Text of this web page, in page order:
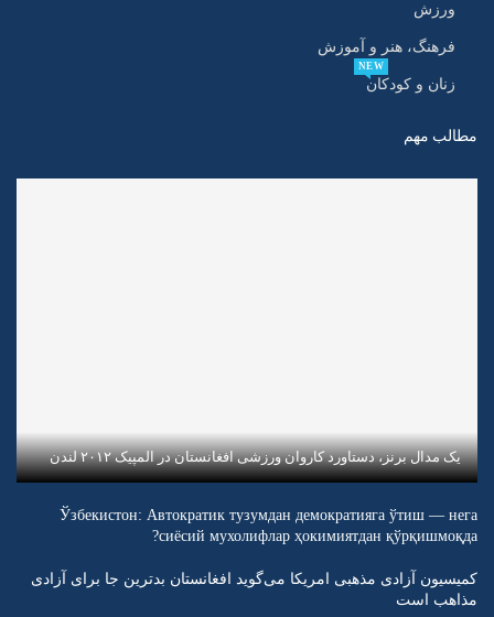
ورزش
فرهنگ، هنر و آموزش
زنان و کودکان
NEW
مطالب مهم
یک مدال برنز، دستاورد کاروان ورزشی افغانستان در المپیک ۲۰۱۲ لندن
Ўзбекистон: Автократик тузумдан демократияга ўтиш — нега
сиёсий мухолифлар ҳокимиятдан қўрқишмоқда?
کمیسیون آزادی مذهبی امریکا می‌گوید افغانستان بدترین جا برای آزادی
مذاهب است